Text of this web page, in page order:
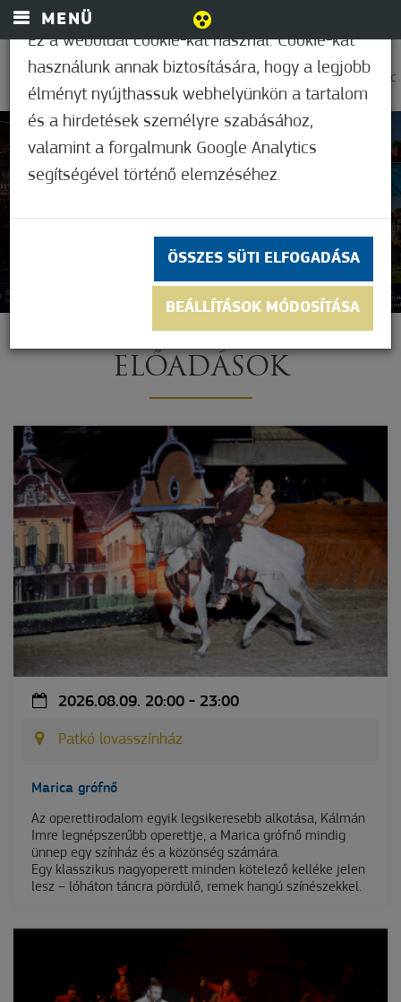
MENÜ
0
23,9°C
ELŐADÁSOK
2026.08.09. 20:00 - 23:00
Patkó lovasszínház
Marica grófnő
Az operettirodalom egyik legsikeresebb alkotása, Kálmán
Imre legnépszerűbb operettje, a Marica grófnő mindig
ünnep egy színház és a közönség számára.
Egy klasszikus nagyoperett minden kötelező kelléke jelen
lesz – lóháton táncra pördülő, remek hangú színészekkel.
Ez a weboldal cookie-kat használ. Cookie-kat
használunk annak biztosítására, hogy a legjobb
élményt nyújthassuk webhelyünkön a tartalom
és a hirdetések személyre szabásához,
valamint a forgalmunk Google Analytics
segítségével történő elemzéséhez.
ÖSSZES SÜTI ELFOGADÁSA
BEÁLLÍTÁSOK MÓDOSÍTÁSA